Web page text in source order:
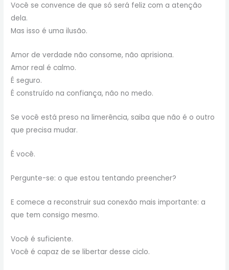
Você se convence de que só será feliz com a atenção
dela.
Mas isso é uma ilusão.
Amor de verdade não consome, não aprisiona.
Amor real é calmo.
É seguro.
É construído na confiança, não no medo.
Se você está preso na limerência, saiba que não é o outro
que precisa mudar.
É você.
Pergunte-se: o que estou tentando preencher?
E comece a reconstruir sua conexão mais importante: a
que tem consigo mesmo.
Você é suficiente.
Você é capaz de se libertar desse ciclo.